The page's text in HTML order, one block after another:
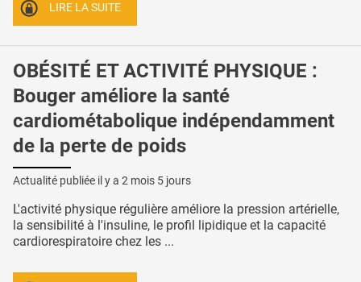
LIRE LA SUITE
OBÉSITÉ ET ACTIVITÉ PHYSIQUE :
Bouger améliore la santé
cardiométabolique indépendamment
de la perte de poids
Actualité publiée il y a 2 mois 5 jours
L'activité physique régulière améliore la pression artérielle,
la sensibilité à l'insuline, le profil lipidique et la capacité
cardiorespiratoire chez les ...